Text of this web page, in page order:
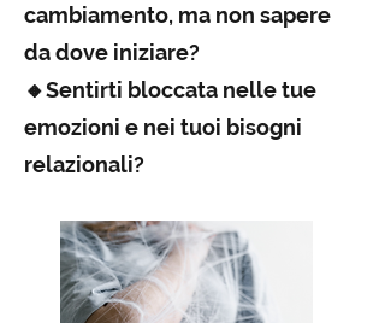
cambiamento, ma non sapere
da dove iniziare?
🔸Sentirti bloccata nelle tue
emozioni e nei tuoi bisogni
relazionali?